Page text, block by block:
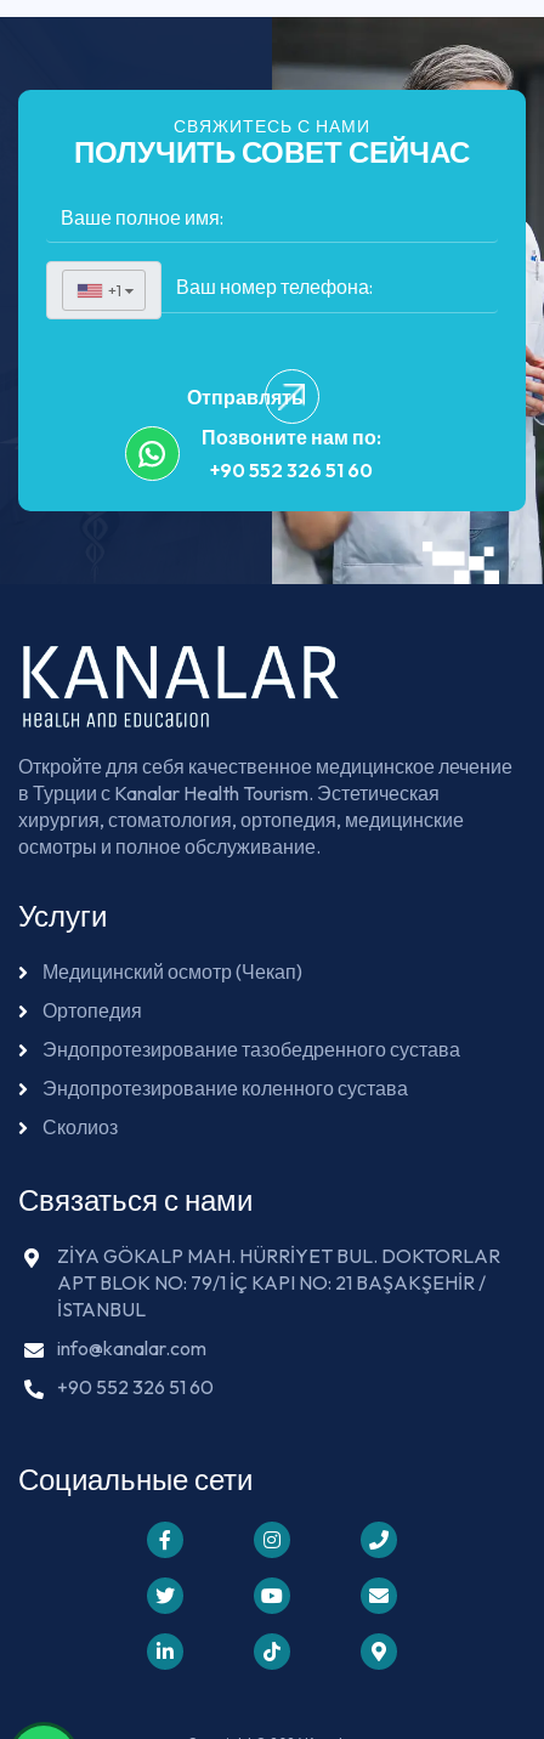
СВЯЖИТЕСЬ С НАМИ
ПОЛУЧИТЬ СОВЕТ СЕЙЧАС
+1 ▼
Отправлять
Позвоните нам по:
+90 552 326 51 60
Откройте для себя качественное медицинское лечение
в Турции с Kanalar Health Tourism. Эстетическая
хирургия, стоматология, ортопедия, медицинские
осмотры и полное обслуживание.
Услуги
Медицинский осмотр (Чекап)
Ортопедия
Эндопротезирование тазобедренного сустава
Эндопротезирование коленного сустава
Сколиоз
Связаться с нами
ZİYA GÖKALP MAH. HÜRRİYET BUL. DOKTORLAR
APT BLOK NO: 79/1 İÇ KAPI NO: 21 BAŞAKŞEHİR /
İSTANBUL
info@kanalar.com
+90 552 326 51 60
Социальные сети